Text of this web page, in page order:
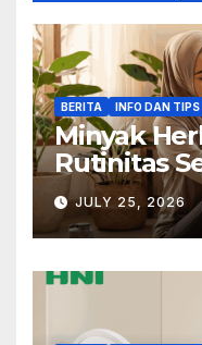
BERITA INFO DAN TIPS
Minyak
Rutinitas
Padat
JULY 25, 2026